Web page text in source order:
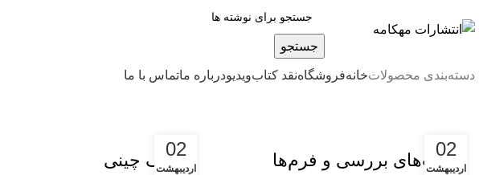
جستجو
دسته‌بندی محصولاتخانهفروشگاهنقد کتابویدیودرباره‌ ماتماس با ما
02
اردیبهشت
لیست‌های بررسی و فرم‌ها
02
اردیبهشت
ظروف چینی